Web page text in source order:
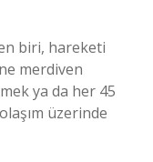
biri, hareketi
merdiven
ya da her 45
üzerinde